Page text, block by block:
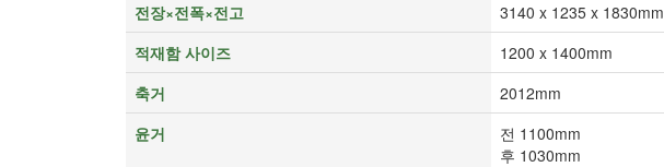
전장×전폭×전고
3140 x 1235 x 1830mm
적재함 사이즈
1200 x 1400mm
축거
2012mm
윤거
전 1100mm
후 1030mm